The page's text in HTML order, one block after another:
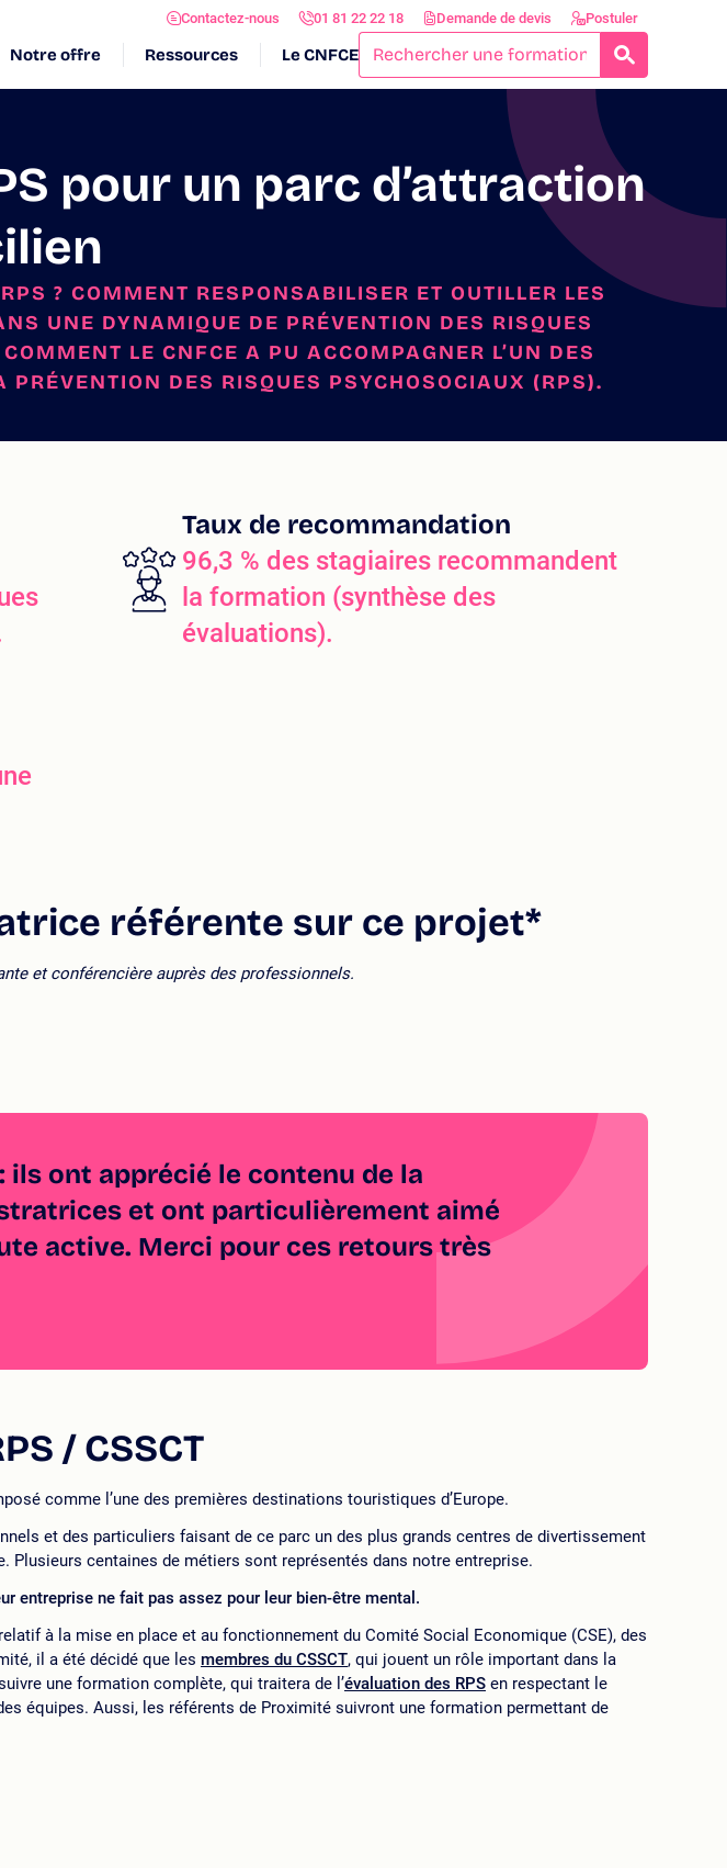
Contactez-nous 01 81 22 22 18 Demande de devis Postuler
Notre offre Ressources Le CNFCE
pour un parc d’attraction
? COMMENT RESPONSABILISER ET OUTILLER LES
UNE DYNAMIQUE DE PRÉVENTION DES RISQUES
LE CNFCE A PU ACCOMPAGNER L’UN DES
DES RISQUES PSYCHOSOCIAUX (RPS).
Taux de recommandation
96,3 % des stagiaires recommandent
la formation (synthèse des
évaluations).
référente sur ce projet*
et conférencière auprès des professionnels.
ils ont apprécié le contenu de la
et ont particulièrement aimé
active. Merci pour ces retours très
/ CSSCT
comme l’une des premières destinations touristiques d’Europe.
et des particuliers faisant de ce parc un des plus grands centres de divertissement
Plusieurs centaines de métiers sont représentés dans notre entreprise.
entreprise ne fait pas assez pour leur bien-être mental.
à la mise en place et au fonctionnement du Comité Social Economique (CSE), des
il a été décidé que les membres du CSSCT, qui jouent un rôle important dans la
une formation complète, qui traitera de l’évaluation des RPS en respectant le
équipes. Aussi, les référents de Proximité suivront une formation permettant de